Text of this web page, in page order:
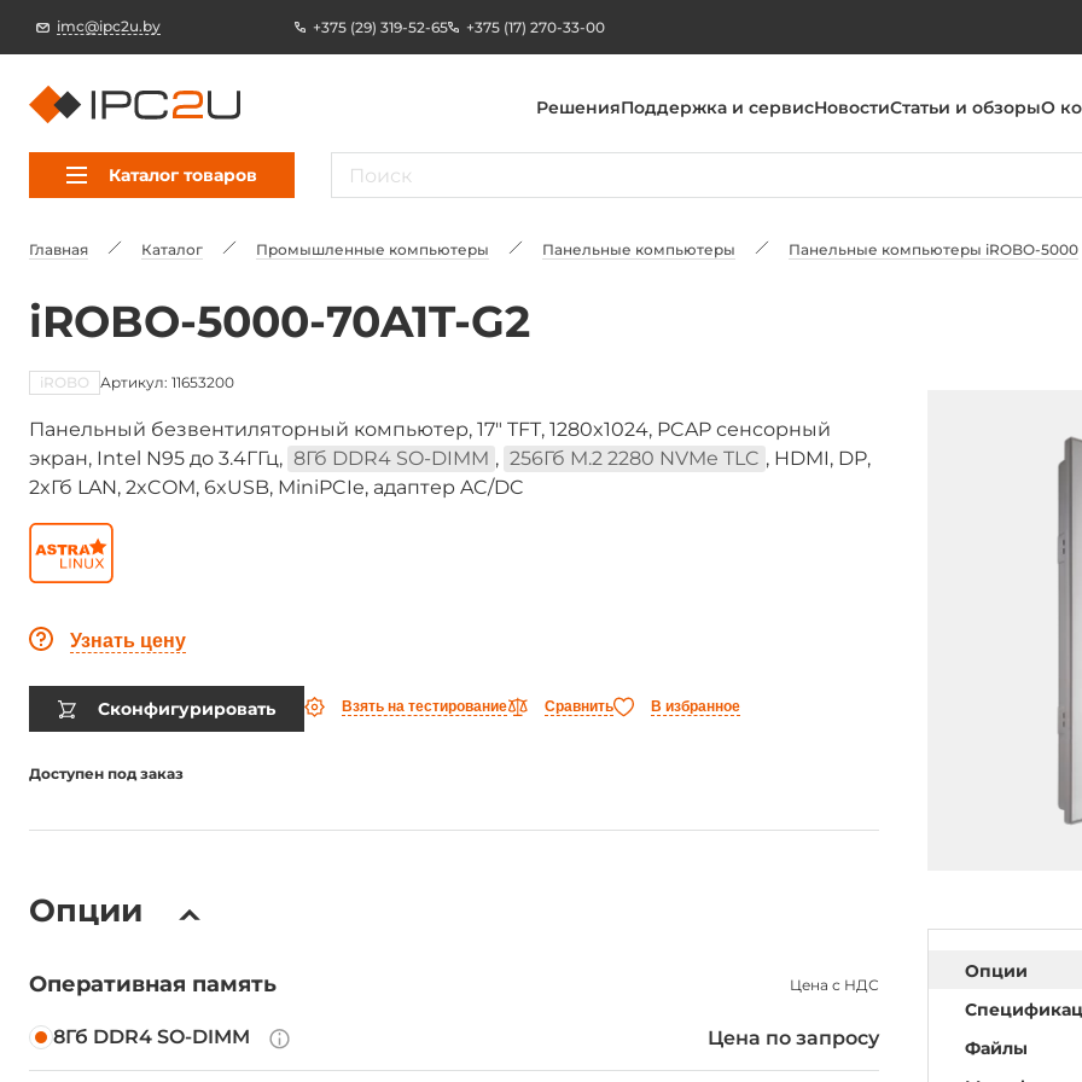
imc@ipc2u.by +375 (29) 319-52-65 +375 (17) 270-33-00
РешенияПоддержка и сервисНовостиСтатьи и обзорыО
Каталог товаров
Главная Каталог Промышленные компьютеры Панельные компьютеры Панельные компьютеры iROBO-5000
iROBO-5000-70A1T-G2
iROBO Артикул: 11653200
Панельный безвентиляторный компьютер, 17" TFT, 1280x1024, PCAP сенсорный
экран, Intel N95 до 3.4ГГц, 8Гб DDR4 SO-DIMM , 256Гб M.2 2280 NVMe TLC , HDMI, DP,
2xГб LAN, 2xCOM, 6xUSB, MiniPCIe, адаптер AC/DC
Узнать цену
Сконфигурировать Взять на тестирование Сравнить В избранное
Доступен под заказ
Опции
Оперативная память Цена с НДС
8Гб DDR4 SO-DIMM Цена по запросу
Опции
Файлы